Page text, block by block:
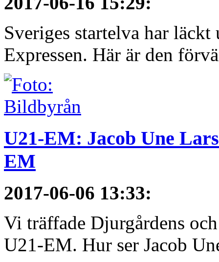
Sveriges startelva har
Expressen. Här är den
U21-EM: Jacob Une
EM
2017-06-06 13:33:
Vi träffade Djurgårdens
U21-EM. Hur ser Jacob